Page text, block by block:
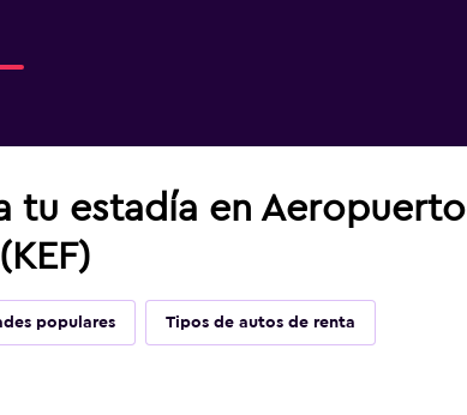
tu estadía en Aeropuerto
populares Tipos de autos de renta